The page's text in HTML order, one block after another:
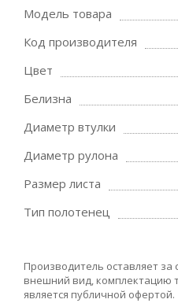
Модель товара
Код производителя
Цвет
Белизна
Диаметр втулки
Диаметр рулона
Размер листа
Тип полотенец
Производитель оставляет
внешний вид, комплектацию
является публичной офертой.